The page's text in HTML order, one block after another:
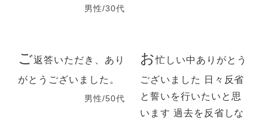
男性/30代
ご返答いただき、あり
がとうございました。
男性/50代
お忙しい中ありがとう
ございました 日々反省
と誓いを行いたいと思
います 過去を反省しな